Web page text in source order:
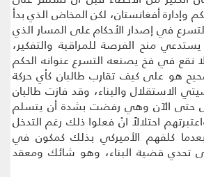
وإدارة أفغانستان، لكن المخاض الذي بدأ
في إصدار الأحكام على المسار الذي
منح الفرصة للمراقبة والتفكير،
نقع في فخ يصنعه التسرع عنوانه الحكم
هو على كيف تقارب طالبان كأي حركة
الاستقلال والبناء، وقد فازت طالبان
حتى الآن وهي رفضت بشدة أن يتسلم
احتلالاً انْ فعلوا ذلك رغم التدخل
كلفهم الأميركي بذلك كمكون في
تحدي قضية البناء، وهو شائك ومعقد